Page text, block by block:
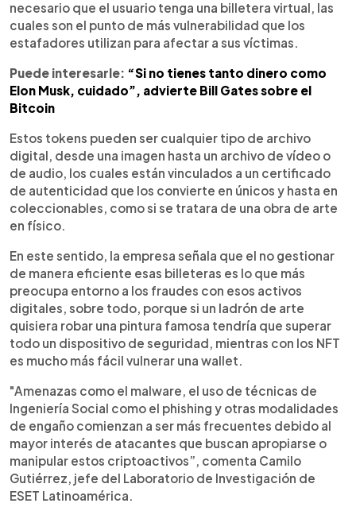
necesario que el usuario tenga una billetera virtual, las
cuales son el punto de más vulnerabilidad que los
estafadores utilizan para afectar a sus víctimas.
Puede interesarle: “Si no tienes tanto dinero como
Elon Musk, cuidado”, advierte Bill Gates sobre el
Bitcoin
Estos tokens pueden ser cualquier tipo de archivo
digital, desde una imagen hasta un archivo de vídeo o
de audio, los cuales están vinculados a un certificado
de autenticidad que los convierte en únicos y hasta en
coleccionables, como si se tratara de una obra de arte
en físico.
En este sentido, la empresa señala que el no gestionar
de manera eficiente esas billeteras es lo que más
preocupa entorno a los fraudes con esos activos
digitales, sobre todo, porque si un ladrón de arte
quisiera robar una pintura famosa tendría que superar
todo un dispositivo de seguridad, mientras con los NFT
es mucho más fácil vulnerar una wallet.
"Amenazas como el malware, el uso de técnicas de
Ingeniería Social como el phishing y otras modalidades
de engaño comienzan a ser más frecuentes debido al
mayor interés de atacantes que buscan apropiarse o
manipular estos criptoactivos”, comenta Camilo
Gutiérrez, jefe del Laboratorio de Investigación de
ESET Latinoamérica.